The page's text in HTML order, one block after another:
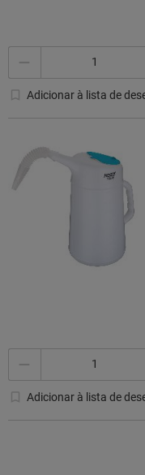
Adicionar à lista de
Adicionar à lista de